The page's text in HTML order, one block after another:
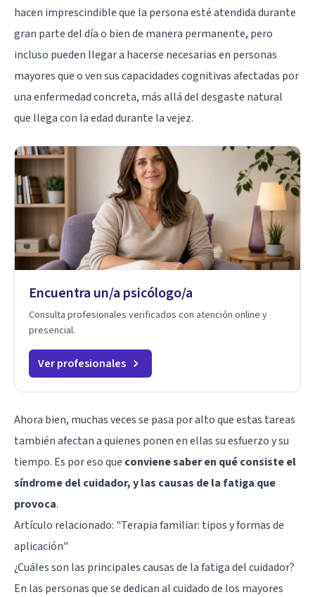
hacen imprescindible que la persona esté atendida durante
gran parte del día o bien de manera permanente, pero
incluso pueden llegar a hacerse necesarias en personas
mayores que o ven sus capacidades cognitivas afectadas por
una enfermedad concreta, más allá del desgaste natural
que llega con la edad durante la vejez.
Encuentra un/a psicólogo/a
Consulta profesionales verificados con atención online y
presencial.
Ver profesionales
Ahora bien, muchas veces se pasa por alto que estas tareas
también afectan a quienes ponen en ellas su esfuerzo y su
tiempo. Es por eso que conviene saber en qué consiste el
síndrome del cuidador, y las causas de la fatiga que
provoca.
Artículo relacionado: "Terapia familiar: tipos y formas de
aplicación"
¿Cuáles son las principales causas de la fatiga del cuidador?
En las personas que se dedican al cuidado de los mayores